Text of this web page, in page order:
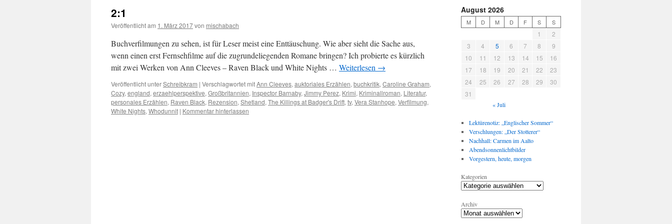
2:1
Veröffentlicht am 1. März 2017von mischabach
Buchverfilmungen zu sehen, ist für Leser meist eine Enttäuschung. Wie aber sieht die Sache aus,
wenn einen erst Fernsehfilme auf die zugrundeliegenden Romane bringen? Ich probierte es kürzlich
mit zwei Werken von Ann Cleeves – Raven Black und White Nights … Weiterlesen →
Veröffentlicht unterSchreibkram | Verschlagwortet mitAnn Cleeves, auktoriales Erzählen, buchkritik, Caroline Graham,
Cozy, england, erzaehlperspektive, Großbritannien, Inspector Barnaby, Jimmy Perez, Krimi, Kriminallroman, Literatur,
personales Erzählen, Raven Black, Rezension, Shetland, The Killings at Badger's Drift, tv, Vera Stanhope, Verfilmung,
White Nights, Whodunnit | Kommentar hinterlassen
August 2026
M D M D F S S
1
2
3
4 5 6 7 8
9
10
11 12 13 14 15
16
17
18 19 20 21 22
23
24
25 26 27 28 29
30
31
« Juli
Lektürenotiz: „Englischer Sommer“
Verschlungen: „Der Stotterer“
Nachhall: Carmen im Aalto
Abendsonnenlichtbilder
Vorgestern, heute, morgen
Kategorien
Archiv